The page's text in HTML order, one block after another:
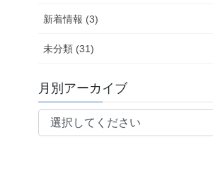
新着情報 (3)
未分類 (31)
月別アーカイブ